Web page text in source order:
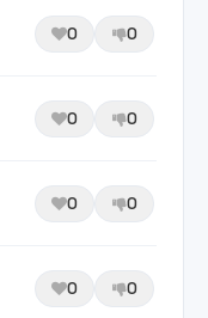
0 0
0 0
0 0
0 0